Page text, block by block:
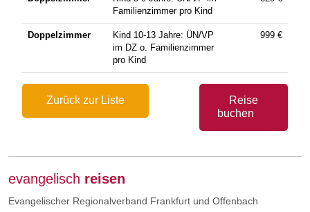
Familienzimmer pro Kind
Doppelzimmer
Kind 10-13 Jahre: ÜN/VP
im DZ o. Familienzimmer
pro Kind
999 €
Zurück zur Liste
Reise
buchen
evangelisch reisen
Evangelischer Regionalverband Frankfurt und Offenbach